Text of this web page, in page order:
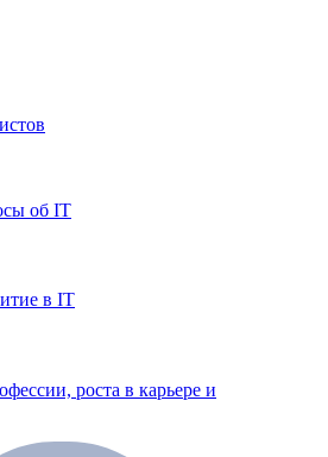
об IT
в IT
роста в карьере и